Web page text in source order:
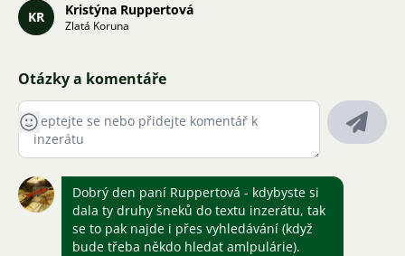
KR Kristýna Ruppertová
Zlatá Koruna
Otázky a komentáře
Dobrý den paní Ruppertová - kdybyste si
dala ty druhy šneků do textu inzerátu, tak
se to pak najde i přes vyhledávání (když
bude třeba někdo hledat amlpulárie).